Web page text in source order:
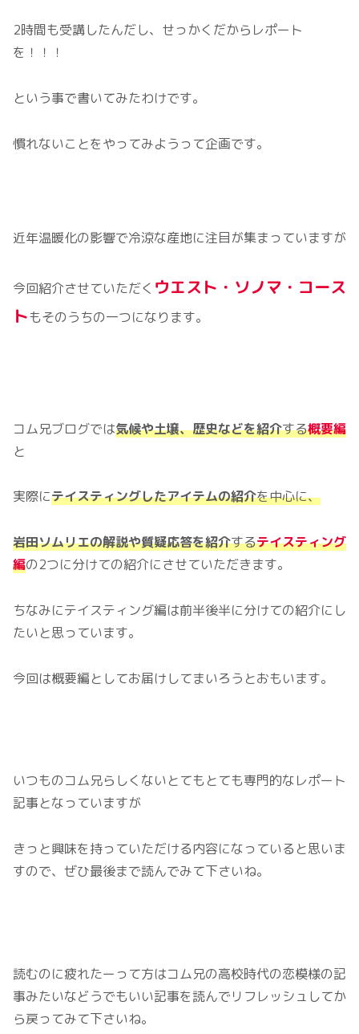
2時間も受講したんだし、せっかくだからレポート
を！！！
という事で書いてみたわけです。
慣れないことをやってみようって企画です。
近年温暖化の影響で冷涼な産地に注目が集まっていますが
今回紹介させていただく ウエスト・ソノマ・コース
トもそのうちの一つになります。
コム兄ブログでは気候や土壌、歴史などを紹介する概要編
と
実際にテイスティングしたアイテムの紹介を中心に、
岩田ソムリエの解説や質疑応答を紹介するテイスティング
編の2つに分けての紹介にさせていただきます。
ちなみにテイスティング編は前半後半に分けての紹介にし
たいと思っています。
今回は概要編としてお届けしてまいろうとおもいます。
いつものコム兄らしくないとてもとても専門的なレポート
記事となっていますが
きっと興味を持っていただける内容になっていると思いま
すので、ぜひ最後まで読んでみて下さいね。
読むのに疲れたーって方はコム兄の高校時代の恋模様の記
事みたいなどうでもいい記事を読んでリフレッシュしてか
ら戻ってみて下さいね。